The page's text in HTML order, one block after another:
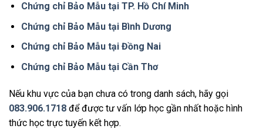
Chứng chỉ Bảo Mẫu tại TP. Hồ Chí Minh
Chứng chỉ Bảo Mẫu tại Bình Dương
Chứng chỉ Bảo Mẫu tại Đồng Nai
Chứng chỉ Bảo Mẫu tại Cần Thơ
Nếu khu vực của bạn chưa có trong danh sách, hãy gọi
083.906.1718 để được tư vấn lớp học gần nhất hoặc hình
thức học trực tuyến kết hợp.